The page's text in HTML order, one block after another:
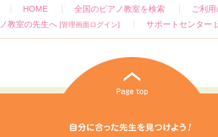
HOME 全国のピアノ教室を検索
ご利
教室の先生へ [管理画面ログイン] サポートセンター